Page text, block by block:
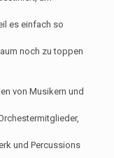
es einfach so
noch zu toppen
von Musikern und
und Percussions